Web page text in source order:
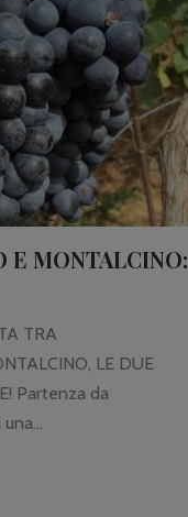
E MONTALCINO:
TRA
LE DUE
Partenza da